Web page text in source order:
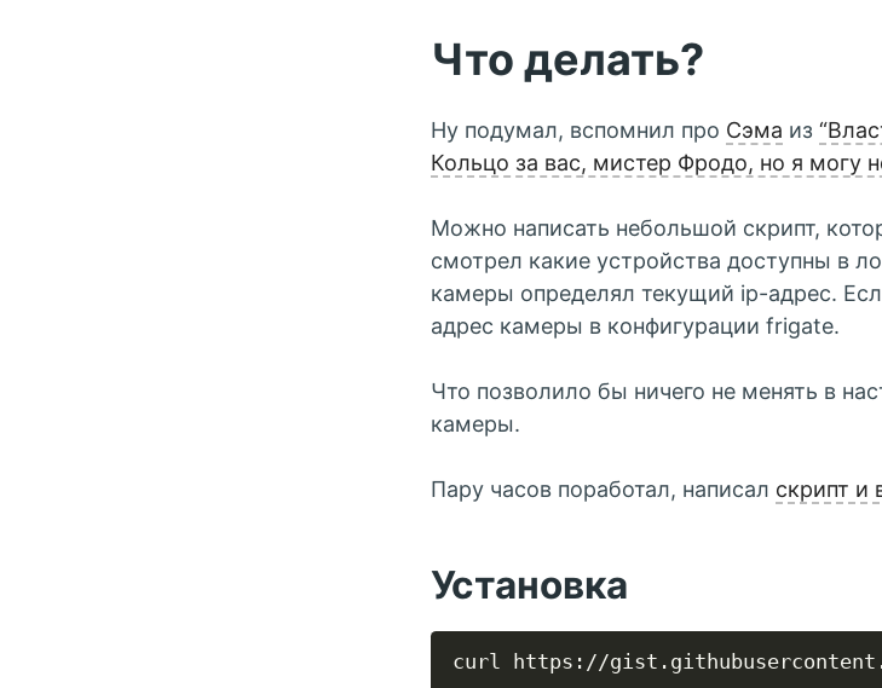
Что делать?
Ну подумал, вспомнил про Сэма из
Кольцо за вас, мистер Фродо, но я могу
Можно написать небольшой скрипт,
смотрел какие устройства доступны в
камеры определял текущий ip-адрес.
адрес камеры в конфигурации frigate.
Что позволило бы ничего не менять в
камеры.
Пару часов поработал, написал скрипт и
Установка